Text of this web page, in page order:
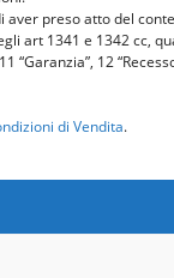
preso atto del
art 1341 e 1342 cc,
“Garanzia”, 12
di Vendita.